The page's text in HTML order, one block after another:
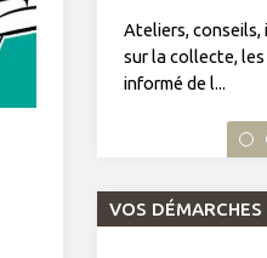
Ateliers,
sur la collecte,
informé de l...
VOS DÉMARCHES